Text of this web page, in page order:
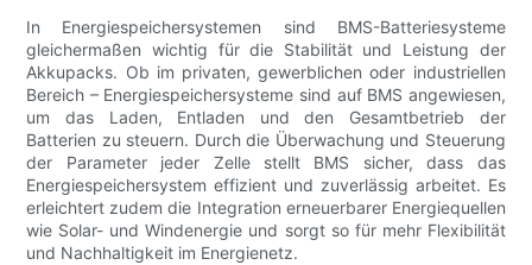
In Energiespeichersystemen sind BMS-Batteriesysteme
gleichermaßen wichtig für die Stabilität und Leistung der
Akkupacks. Ob im privaten, gewerblichen oder industriellen
Bereich – Energiespeichersysteme sind auf BMS angewiesen,
um das Laden, Entladen und den Gesamtbetrieb der
Batterien zu steuern. Durch die Überwachung und Steuerung
der Parameter jeder Zelle stellt BMS sicher, dass das
Energiespeichersystem effizient und zuverlässig arbeitet. Es
erleichtert zudem die Integration erneuerbarer Energiequellen
wie Solar- und Windenergie und sorgt so für mehr Flexibilität
und Nachhaltigkeit im Energienetz.